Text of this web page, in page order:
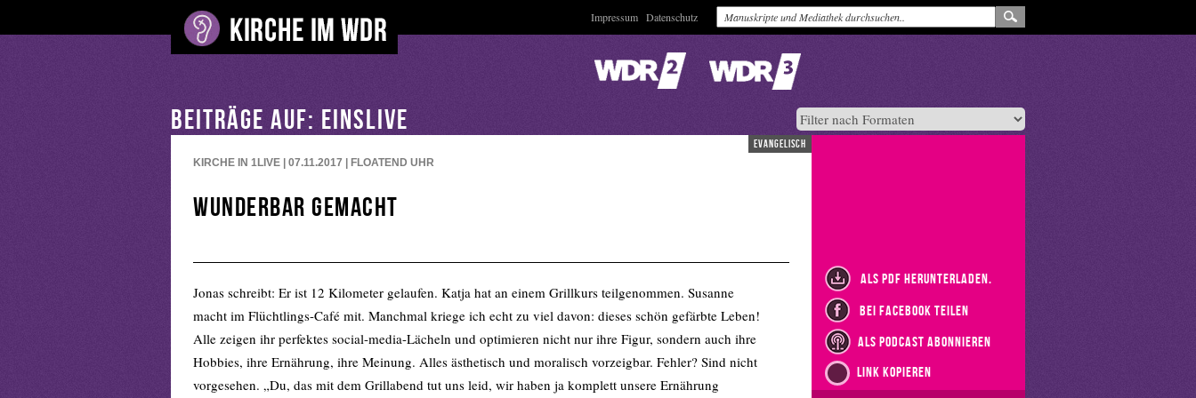
Impressum Datenschutz
BEITRÄGE AUF: EINSLIVE
evangelisch
KIRCHE IN 1LIVE | 07.11.2017 | FLOATEND UHR
Wunderbar gemacht
Jonas schreibt: Er ist 12 Kilometer gelaufen. Katja hat an einem Grillkurs teilgenommen. Susanne
macht im Flüchtlings-Café mit. Manchmal kriege ich echt zu viel davon: dieses schön gefärbte Leben!
Alle zeigen ihr perfektes social-media-Lächeln und optimieren nicht nur ihre Figur, sondern auch ihre
Hobbies, ihre Ernährung, ihre Meinung. Alles ästhetisch und moralisch vorzeigbar. Fehler? Sind nicht
vorgesehen. „Du, das mit dem Grillabend tut uns leid, wir haben ja komplett unsere Ernährung
als PDF herunterladen.
bei Facebook teilen
als Podcast abonnieren
Link kopieren